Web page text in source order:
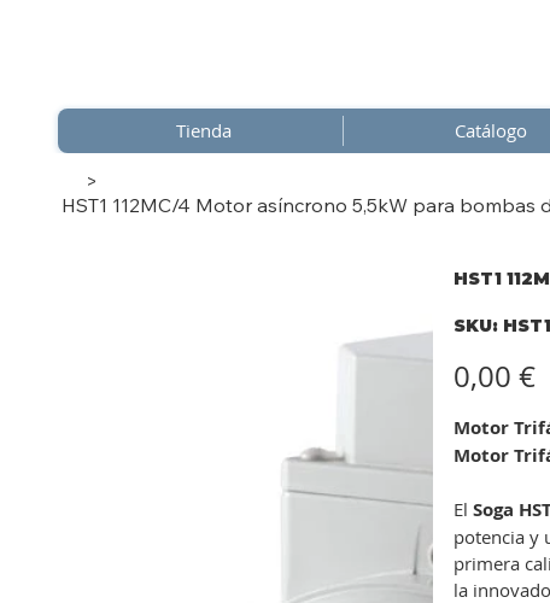
Tienda Catálogo
>
HST1 112MC/4 Motor asíncrono 5,5kW para
HST1
SKU: SKU
HST1
0,00 €
Motor
Motor
ElSoga
potencia y
primera
la